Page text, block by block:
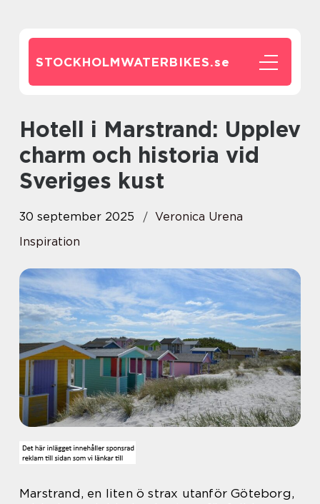
STOCKHOLMWATERBIKES.se
Hotell i Marstrand: Upplev
charm och historia vid
Sveriges kust
30 september 2025
Veronica Urena
Inspiration
Marstrand, en liten ö strax utanför Göteborg,